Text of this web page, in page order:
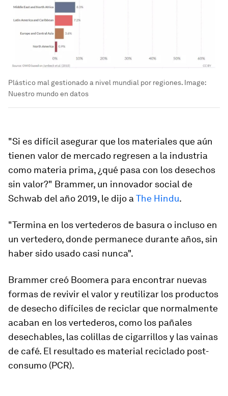
Plástico mal gestionado a nivel mundial por regiones. Image:
Nuestro mundo en datos
"Si es difícil asegurar que los materiales que aún
tienen valor de mercado regresen a la industria
como materia prima, ¿qué pasa con los desechos
sin valor?" Brammer, un innovador social de
Schwab del año 2019, le dijo aThe Hindu.
"Termina en los vertederos de basura o incluso en
un vertedero, donde permanece durante años, sin
haber sido usado casi nunca".
Brammer creó Boomera para encontrar nuevas
formas de revivir el valor y reutilizar los productos
de desecho difíciles de reciclar que normalmente
acaban en los vertederos, como los pañales
desechables, las colillas de cigarrillos y las vainas
de café. El resultado es material reciclado post-
consumo (PCR).